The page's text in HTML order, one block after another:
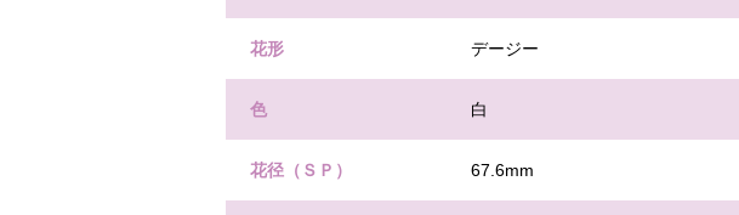
花形 デージー
色 白
花径（ＳＰ） 67.6mm